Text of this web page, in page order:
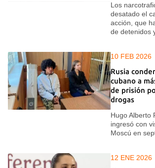
Los
desatado el
acción, que
de detenidos
10 FEB 2026
Rusia
cubano a
de prisión
drogas
Hugo Alberto
ingresó con
Moscú en
12 ENE 2026